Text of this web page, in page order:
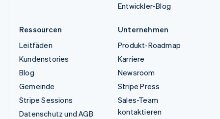
Entwickler-Blog
Ressourcen
Leitfäden
Kundenstories
Blog
Gemeinde
Stripe Sessions
Datenschutz und AGB
Unternehmen
Produkt-Roadmap
Karriere
Newsroom
Stripe Press
Sales-Team
kontaktieren